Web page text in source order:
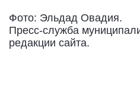
Фото: Эльдад Овадия.
Пресс-служба
редакции сайта.